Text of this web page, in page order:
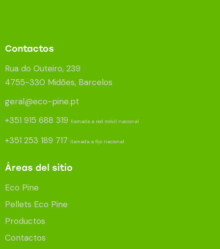
Contactos
Rua do Outeiro, 239
4755-330 Midões, Barcelos
geral@eco-pine.pt
+351 915 688 319 llamada a red móvil nacional
+351 253 189 717 llamada a fijo nacional
Áreas del sitio
Eco Pine
Pellets Eco Pine
Productos
Contactos